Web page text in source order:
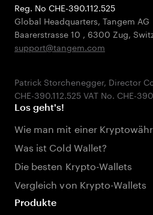
Reg. No CHE-390.112.525
Global Headquarters, Tangem AG
Baarerstrasse 10 , 6300 Zug,
support@tangem.com
Patrick Storchenegger, Director
Los geht's!
Wie man mit einer
Was ist Cold Wallet?
Die besten Krypto-Wallets
Vergleich von Krypto-Wallets
Produkte